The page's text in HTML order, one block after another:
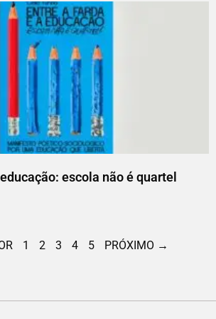
escola não é quartel
1 2 3 4 5 PRÓXIMO →